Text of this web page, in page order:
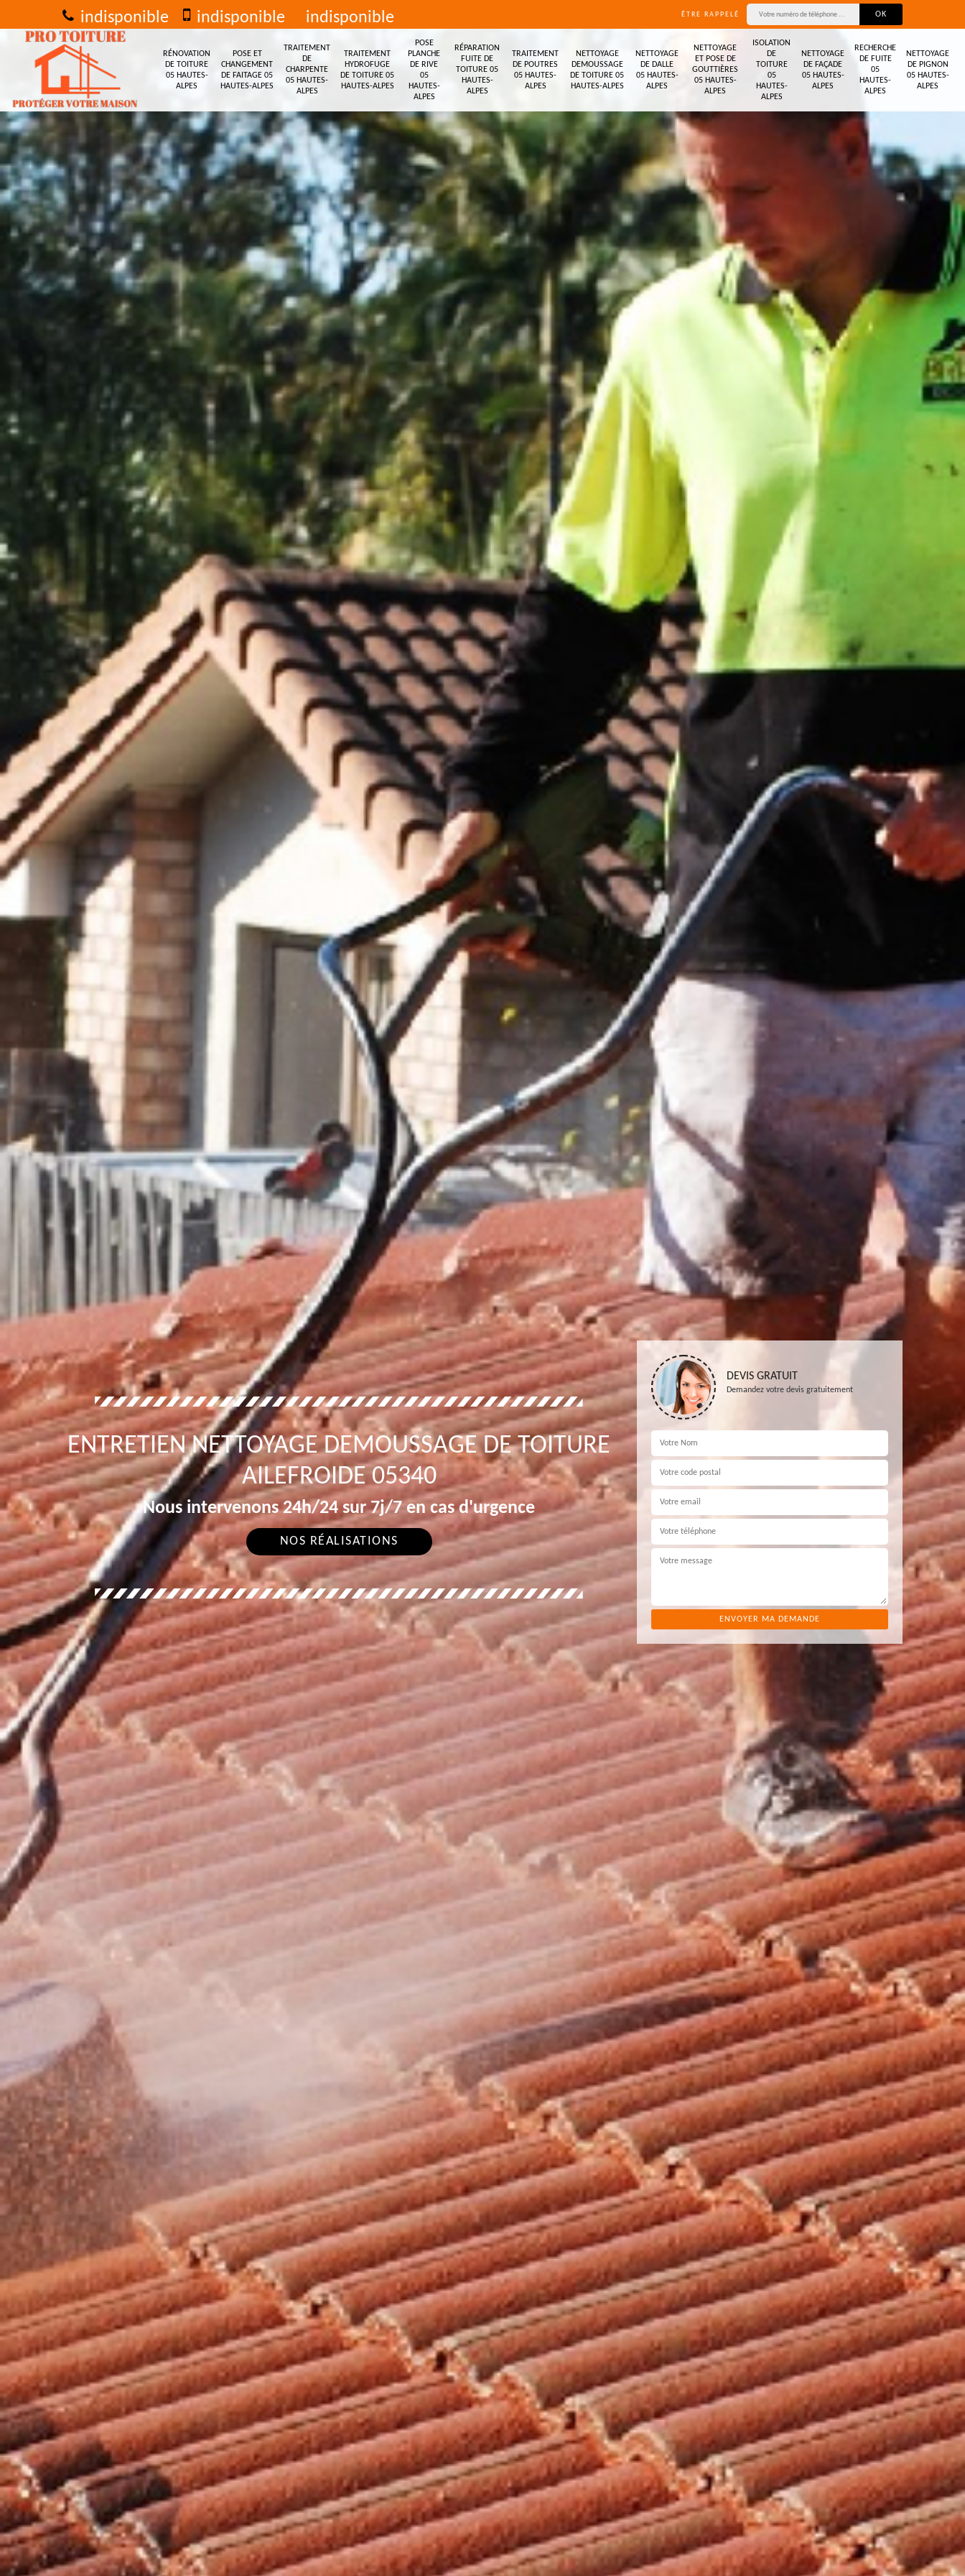
indisponible indisponible indisponible ÊTRE RAPPELÉ
RÉNOVATION
DE TOITURE
05 HAUTES-
ALPES
POSE ET
CHANGEMENT
DE FAITAGE 05
HAUTES-ALPES
TRAITEMENT
DE
CHARPENTE
05 HAUTES-
ALPES
TRAITEMENT
HYDROFUGE
DE TOITURE 05
HAUTES-ALPES
POSE
PLANCHE
DE RIVE
05
HAUTES-
ALPES
RÉPARATION
FUITE DE
TOITURE 05
HAUTES-
ALPES
TRAITEMENT
DE POUTRES
05 HAUTES-
ALPES
NETTOYAGE
DEMOUSSAGE
DE TOITURE 05
HAUTES-ALPES
NETTOYAGE
DE DALLE
05 HAUTES-
ALPES
NETTOYAGE
ET POSE DE
GOUTTIÈRES
05 HAUTES-
ALPES
ISOLATION
DE
TOITURE
05
HAUTES-
ALPES
NETTOYAGE
DE FAÇADE
05 HAUTES-
ALPES
RECHERCHE
DE FUITE
05
HAUTES-
ALPES
NETTOYAGE
DE PIGNON
05 HAUTES-
ALPES
ENTRETIEN NETTOYAGE DEMOUSSAGE DE TOITURE
AILEFROIDE 05340
Nous intervenons 24h/24 sur 7j/7 en cas d'urgence
NOS RÉALISATIONS
DEVIS GRATUIT
Demandez votre devis gratuitement